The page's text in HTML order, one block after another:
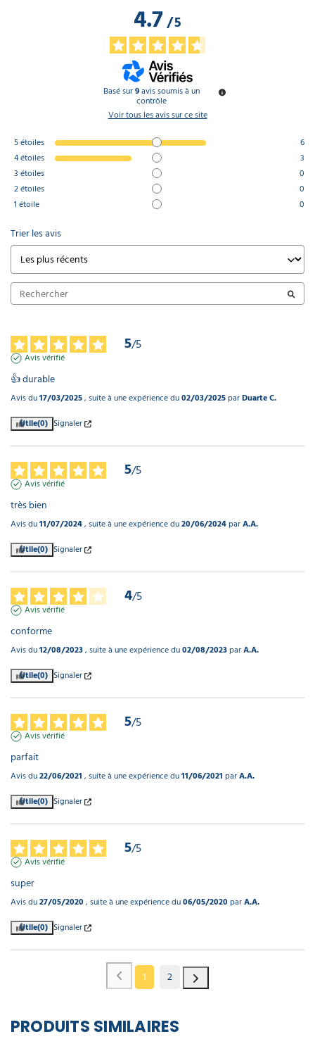
PRODUITS SIMILAIRES
4.7/5
Basé sur9avis soumis à un
contrôle
Voir tous les avis sur ce site
5étoiles
6
4étoiles
3
3 étoiles
0
2étoiles
0
1 étoile 0
Trier les avis
5/5
Avis vérifié
👍 durable
Avis du17/03/2025, suite à une expérience du02/03/2025parDuarte C.
Utile(0) Signaler
5/5
Avis vérifié
très bien
Avis du11/07/2024, suite à une expérience du20/06/2024parA.A.
Utile(0) Signaler
4/5
Avis vérifié
conforme
Avis du12/08/2023, suite à une expérience du02/08/2023parA.A.
Utile(0) Signaler
5/5
Avis vérifié
parfait
Avis du22/06/2021 , suite à une expérience du11/06/2021 parA.A.
Utile(0) Signaler
5/5
Avis vérifié
super
Avis du27/05/2020 , suite à une expérience du06/05/2020 parA.A.
Utile(0) Signaler
1 2